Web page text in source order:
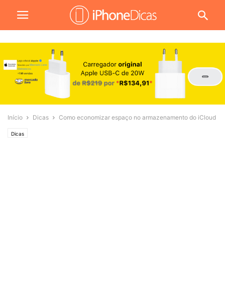
Início Dicas Como economizar espaço no armazenamento do iCloud
Dicas